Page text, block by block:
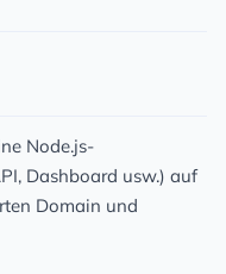
Node.js-
Dashboard usw.) auf
Domain und